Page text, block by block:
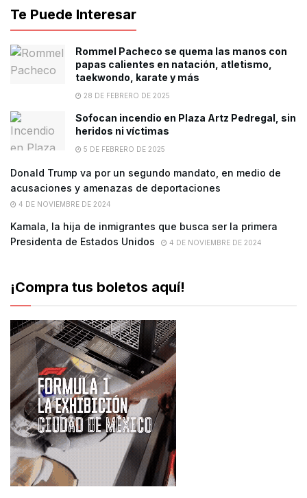
Te Puede Interesar
Rommel Pacheco se quema las manos con
papas calientes en natación, atletismo,
taekwondo, karate y más
28 DE FEBRERO DE 2025
Sofocan incendio en Plaza Artz Pedregal, sin
heridos ni víctimas
5 DE FEBRERO DE 2025
Donald Trump va por un segundo mandato, en medio de
acusaciones y amenazas de deportaciones
4 DE NOVIEMBRE DE 2024
Kamala, la hija de inmigrantes que busca ser la primera
Presidenta de Estados Unidos
4 DE NOVIEMBRE DE 2024
¡Compra tus boletos aquí!